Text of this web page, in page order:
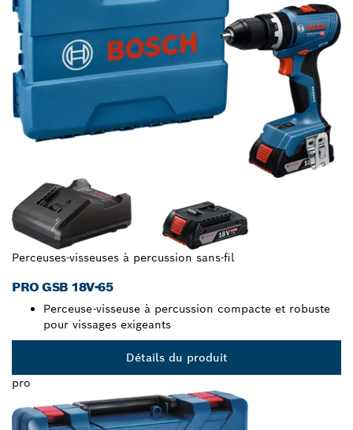
Perceuses-visseuses à percussion sans-fil
PRO GSB 18V-65
Perceuse-visseuse à percussion compacte et robuste
pour vissages exigeants
Détails du produit
pro